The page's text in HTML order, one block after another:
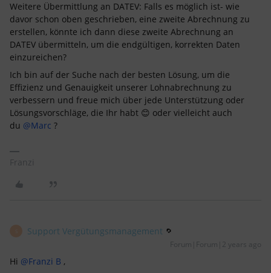
Weitere Übermittlung an DATEV: Falls es möglich ist- wie
davor schon oben geschrieben, eine zweite Abrechnung zu
erstellen, könnte ich dann diese zweite Abrechnung an
DATEV übermitteln, um die endgültigen, korrekten Daten
einzureichen?
Ich bin auf der Suche nach der besten Lösung, um die
Effizienz und Genauigkeit unserer Lohnabrechnung zu
verbessern und freue mich über jede Unterstützung oder
Lösungsvorschläge, die Ihr habt 😊 oder vielleicht auch
du @Marc ?
Franzi
Support Vergütungsmanagement
Forum|Forum|2 years ago
Hi @Franzi B ,